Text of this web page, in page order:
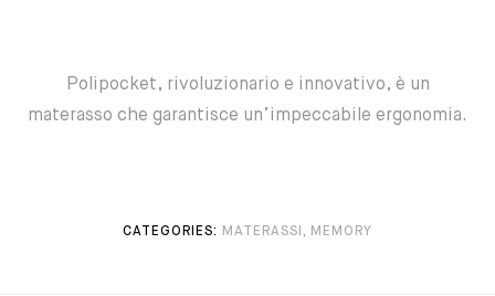
Polipocket, rivoluzionario e innovativo, è un
materasso che garantisce un’impeccabile ergonomia.
CATEGORIES: MATERASSI , MEMORY